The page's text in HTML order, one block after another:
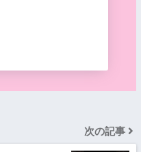
次の記事